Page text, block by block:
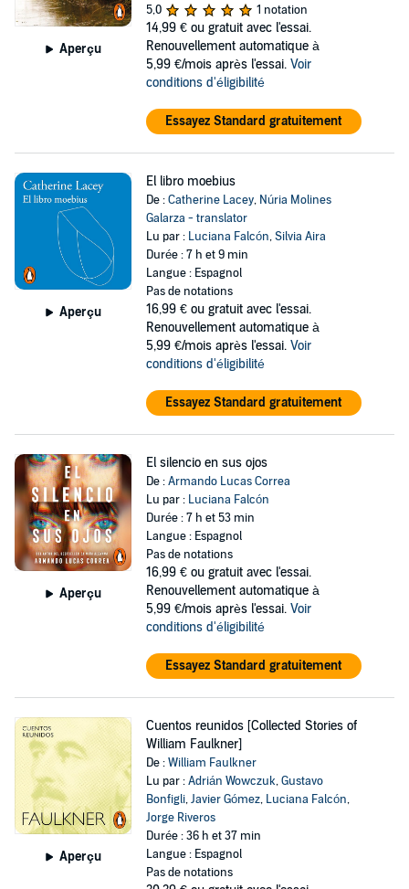
Aperçu
5,0
1 notation
14,99 € ou gratuit avec l'essai.
Renouvellement automatique à
5,99 €/mois après l'essai. Voir
conditions d'éligibilité
Essayez Standard gratuitement
Aperçu
El libro moebius
De :Catherine Lacey, Núria Molines
Galarza - translator
Lu par : Luciana Falcón,Silvia Aira
Durée : 7 h et 9 min
Langue : Espagnol
Pas de notations
16,99 € ou gratuit avec l'essai.
Renouvellement automatique à
5,99 €/mois après l'essai. Voir
conditions d'éligibilité
Essayez Standard gratuitement
Aperçu
El silencio en sus ojos
De :Armando Lucas Correa
Lu par : Luciana Falcón
Durée : 7 h et 53 min
Langue : Espagnol
Pas de notations
16,99 € ou gratuit avec l'essai.
Renouvellement automatique à
5,99 €/mois après l'essai. Voir
conditions d'éligibilité
Essayez Standard gratuitement
Aperçu
Cuentos reunidos [Collected Stories of
William Faulkner]
De :William Faulkner
Lu par :Adrián Wowczuk,Gustavo
Bonfigli,Javier Gómez, Luciana Falcón,
Jorge Riveros
Durée : 36 h et 37 min
Langue : Espagnol
Pas de notations